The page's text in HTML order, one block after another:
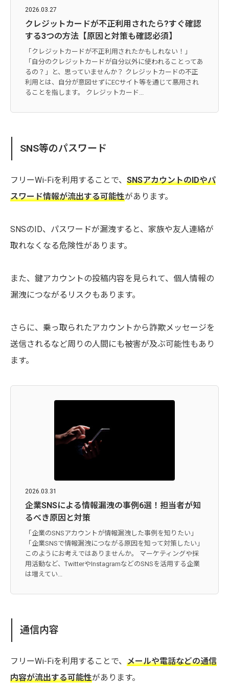
2026.03.27
クレジットカードが不正利用されたら?すぐ確認
する3つの方法【原因と対策も確認必須】
「クレジットカードが不正利用されたかもしれない！」
「自分のクレジットカードが自分以外に使われることってあ
るの？」と、思っていませんか？ クレジットカードの不正
利用とは、自分が意図せずにECサイト等を通じて悪用され
ることを指します。 クレジットカード...
SNS等のパスワード
フリーWi-Fiを利用することで、 SNSアカウントのIDやパ
スワード情報が流出する可能性があります。
SNSのID、パスワードが漏洩すると、家族や友人連絡が
取れなくなる危険性があります。
また、鍵アカウントの投稿内容を見られて、個人情報の
漏洩につながるリスクもあります。
さらに、乗っ取られたアカウントから詐欺メッセージを
送信されるなど周りの人間にも被害が及ぶ可能性もあり
ます。
2026.03.31
企業SNSによる情報漏洩の事例6選！担当者が知
るべき原因と対策
「企業のSNSアカウントが情報漏洩した事例を知りたい」
「企業SNSで情報漏洩につながる原因を知って対策したい」
このようにお考えではありませんか。 マーケティングや採
用活動など、TwitterやInstagramなどのSNSを活用する企業
は増えてい...
通信内容
フリーWi-Fiを利用することで、 メールや電話などの通信
内容が流出する可能性があります。